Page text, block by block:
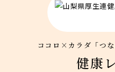
新型コロナウイルス対策
ココロ×カラダ「つな
健康